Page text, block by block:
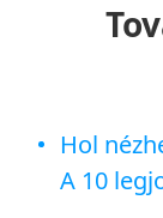
Hol
A 10